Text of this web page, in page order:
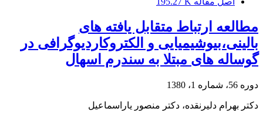
مطالعه ارتباط متقابل یافته های
بالینی،بیوشیمیایی و الکتروکاردیوگرافی در
گوساله های مبتلا به سندرم اسهال
دوره 56، شماره 1، 1380
دکتر بهرام دلیرنقده، دکتر منصور یاراسماعیل